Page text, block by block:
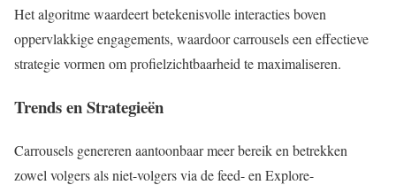
Het algoritme waardeert betekenisvolle interacties boven
oppervlakkige engagements, waardoor carrousels een effectieve
strategie vormen om profielzichtbaarheid te maximaliseren.
Trends en Strategieën
Carrousels genereren aantoonbaar meer bereik en betrekken
zowel volgers als niet-volgers via de feed- en Explore-